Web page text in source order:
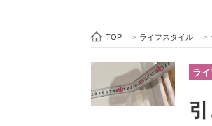
ビジネスと働き方のヒ
TOP > ライフスタイル >
ラ